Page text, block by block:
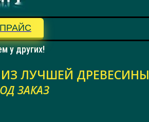
у других!
ЛУЧШЕЙ ДРЕВЕСИНЫ
ЗАКАЗ